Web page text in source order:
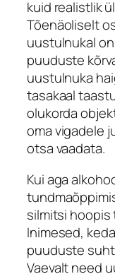
kuid realistlik
Tõenäoliselt
uustulnukal
puuduste
uustulnuka
tasakaal
olukorda
oma vigadele
otsa vaadata.
Kui aga
silmitsi
Inimesed,
puuduste
Vaevalt need